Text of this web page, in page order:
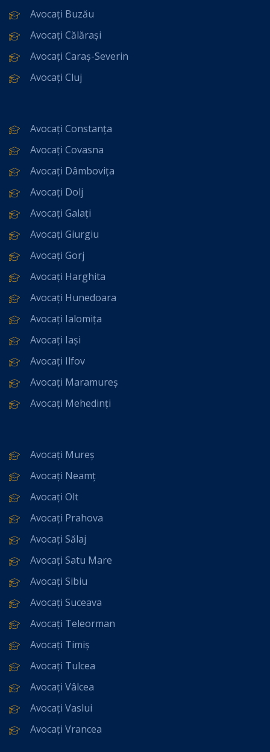
Avocați Buzău
Avocați Călărași
Avocați Caraș-Severin
Avocați Cluj
Avocați Constanța
Avocați Covasna
Avocați Dâmbovița
Avocați Dolj
Avocați Galați
Avocați Giurgiu
Avocați Gorj
Avocați Harghita
Avocați Hunedoara
Avocați Ialomița
Avocați Iași
Avocați Ilfov
Avocați Maramureș
Avocați Mehedinți
Avocați Mureș
Avocați Neamț
Avocați Olt
Avocați Prahova
Avocați Sălaj
Avocați Satu Mare
Avocați Sibiu
Avocați Suceava
Avocați Teleorman
Avocați Timiș
Avocați Tulcea
Avocați Vâlcea
Avocați Vaslui
Avocați Vrancea